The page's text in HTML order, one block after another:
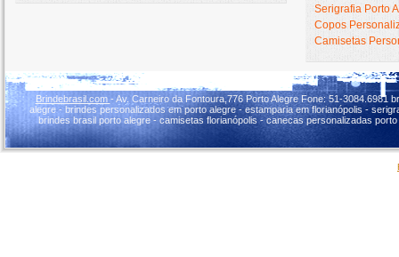
Serigrafia Porto
Copos
Camisetas
Brindebrasil.com - Av. Carneiro da Fontoura,776 Porto Alegre Fone: 51-
alegre - brindes personalizados em porto alegre - estamparia em florianópolis -
brindes brasil porto alegre - camisetas florianópolis - canecas personalizadas